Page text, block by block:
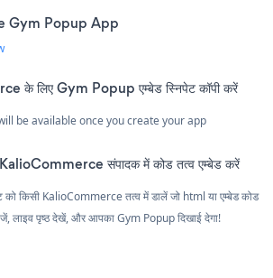
Gym Popup App
के लिए Gym Popup एम्बेड स्निपेट कॉपी करें
be available once you create your app
संपादक में कोड तत्व एम्बेड करें
किसी KalioCommerce तत्व में डालें जो html या एम्बेड कोड
लाइव पृष्ठ देखें, और आपका Gym Popup दिखाई देगा!